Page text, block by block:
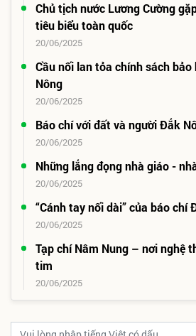
Chủ tịch nước Lương Cường
tiêu biểu toàn quốc
20/06/2025
Cầu nối lan tỏa chính sách
Nông
20/06/2025
Báo chí với đất và người Đắk
20/06/2025
Những lắng đọng nhà giáo -
20/06/2025
“Cánh tay nối dài” của báo chí
20/06/2025
Tạp chí Nâm Nung – nơi nghệ
tim
20/06/2025